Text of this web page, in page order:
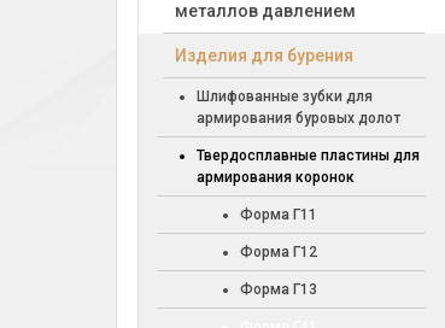
металлов давлением
Изделия для бурения
Шлифованные зубки для
армирования буровых долот
Твердосплавные пластины для
армирования коронок
Форма Г11
Форма Г12
Форма Г13